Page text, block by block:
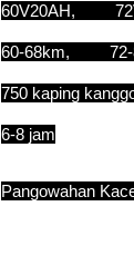
60V20AH,
60-68km,
750 kaping
6-8 jam
Pangowahan